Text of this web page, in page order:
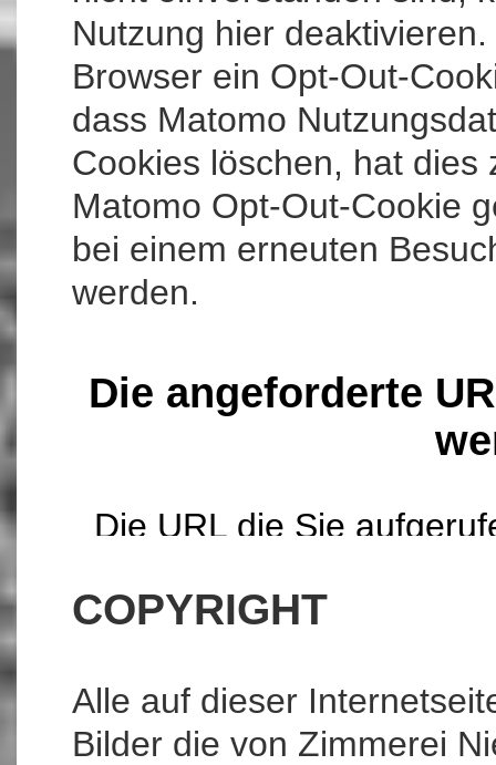
Nutzung hier
Browser ein Opt-Out-
dass Matomo
Cookies löschen, hat
Matomo Opt-Out-Cookie
bei einem erneuten
werden.
COPYRIGHT
Alle auf dieser
Bilder die von Zimmerei